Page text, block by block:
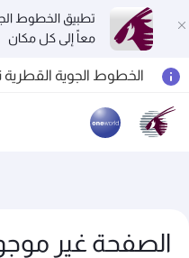
تطبيق الخطوط
معاً إلى كل مكان
الصفحة غير